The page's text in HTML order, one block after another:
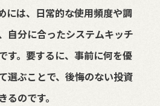
には、日常的な使用頻度や調
自分に合ったシステムキッチ
す。要するに、事前に何を優
選ぶことで、後悔のない投資
のです。